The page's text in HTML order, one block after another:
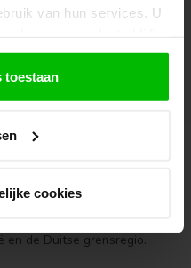
van hun services. U
toestaan
cookies
winkel
1979 als lokale houthandel.
en de Duitse grensregio.